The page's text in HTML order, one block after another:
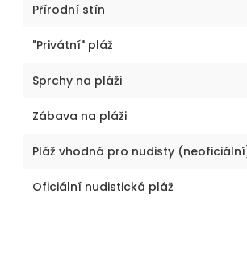
Přírodní stín
"Privátní" pláž
Sprchy na pláži
Zábava na pláži
Pláž vhodná pro nudisty
Oficiální nudistická pláž